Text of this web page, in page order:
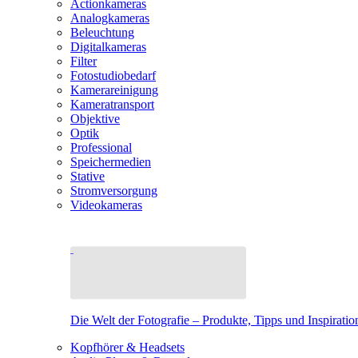
Actionkameras
Analogkameras
Beleuchtung
Digitalkameras
Filter
Fotostudiobedarf
Kamerareinigung
Kameratransport
Objektive
Optik
Professional
Speichermedien
Stative
Stromversorgung
Videokameras
Die Welt der Fotografie – Produkte, Tipps und
Kopfhörer & Headsets